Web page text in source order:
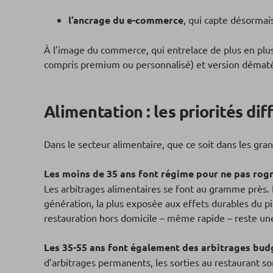
l’ancrage du e-commerce, qui capte
À l’image du commerce, qui entrelace de plus en
compris premium ou personnalisé) et version
Alimentation : les priorités
Dans le secteur alimentaire, que ce soit dans les
Les moins de 35 ans font régime pour ne pas
Les arbitrages alimentaires se font au gramme
génération, la plus exposée aux effets durables du
restauration hors domicile – même rapide – reste
Les 35-55 ans font également des arbitrages
d’arbitrages permanents, les sorties au restaurant